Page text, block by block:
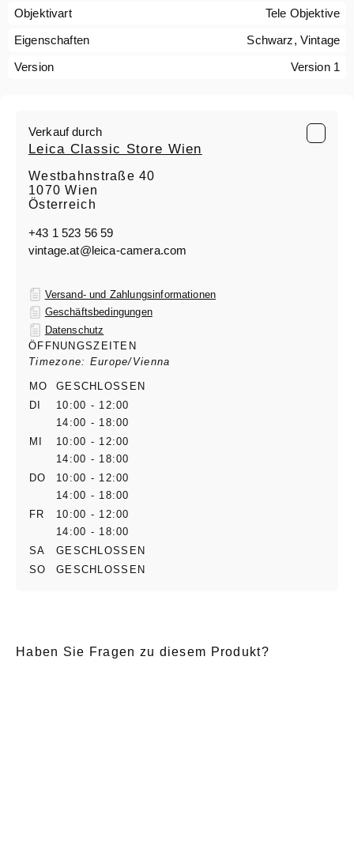
Objektivart
Tele Objektive
Eigenschaften
Schwarz, Vintage
Version
Version 1
Verkauf durch
Leica Classic Store Wien
Westbahnstraße 40
1070 Wien
Österreich
+43 1 523 56 59
vintage.at@leica-camera.com
Versand- und Zahlungsinformationen
Geschäftsbedingungen
Datenschutz
ÖFFNUNGSZEITEN
Timezone: Europe/Vienna
MO
GESCHLOSSEN
DI
10:00 - 12:00
14:00 - 18:00
MI
10:00 - 12:00
14:00 - 18:00
DO
10:00 - 12:00
14:00 - 18:00
FR
10:00 - 12:00
14:00 - 18:00
SA
GESCHLOSSEN
SO
GESCHLOSSEN
Haben Sie Fragen zu diesem Produkt?